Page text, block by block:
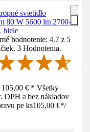
svietidlo
80 W 5600 lm 2700-
biele
hodnotenie: 4.7 z 5
3 Hodnotenia.
€ * Všetky
DPH a bez nákladov
pe ks105,00 €*/